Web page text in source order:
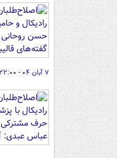
۷ آبان ۰۴ - ۲۲:۰۰